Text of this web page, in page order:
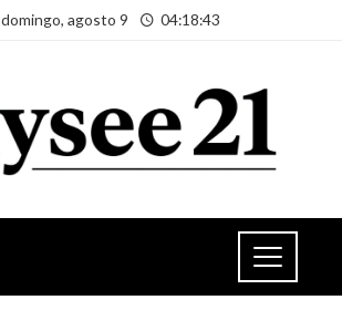
domingo, agosto 9 04:18:43